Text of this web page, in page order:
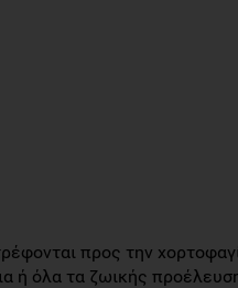
προς την
ή όλα τα ζωικής